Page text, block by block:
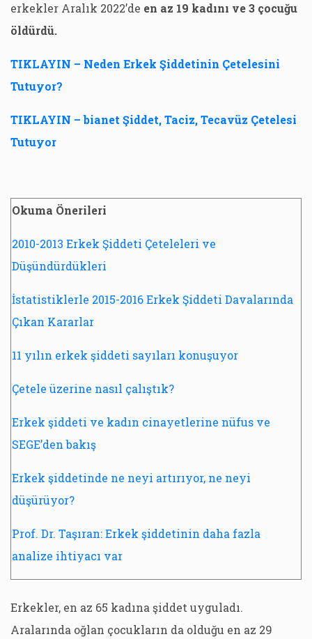
erkekler Aralık 2022’de en az 19 kadını ve 3 çocuğu
öldürdü.
TIKLAYIN – Neden Erkek Şiddetinin Çetelesini
Tutuyor?
TIKLAYIN – bianet Şiddet, Taciz, Tecavüz Çetelesi
Tutuyor
Okuma Önerileri
2010-2013 Erkek Şiddeti Çeteleleri ve
Düşündürdükleri
İstatistiklerle 2015-2016 Erkek Şiddeti Davalarında
Çıkan Kararlar
11 yılın erkek şiddeti sayıları konuşuyor
Çetele üzerine nasıl çalıştık?
Erkek şiddeti ve kadın cinayetlerine nüfus ve
SEGE’den bakış
Erkek şiddetinde ne neyi artırıyor, ne neyi
düşürüyor?
Prof. Dr. Taşıran: Erkek şiddetinin daha fazla
analize ihtiyacı var
Erkekler, en az 65 kadına şiddet uyguladı.
Aralarında oğlan çocukların da olduğu en az 29